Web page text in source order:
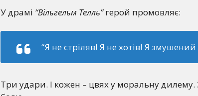
У драмі “Вільгельм Телль”герой промовляє:
“Я не стріляв! Я не хотів! Я змушений
Три удари. І кожен – цвях у моральну